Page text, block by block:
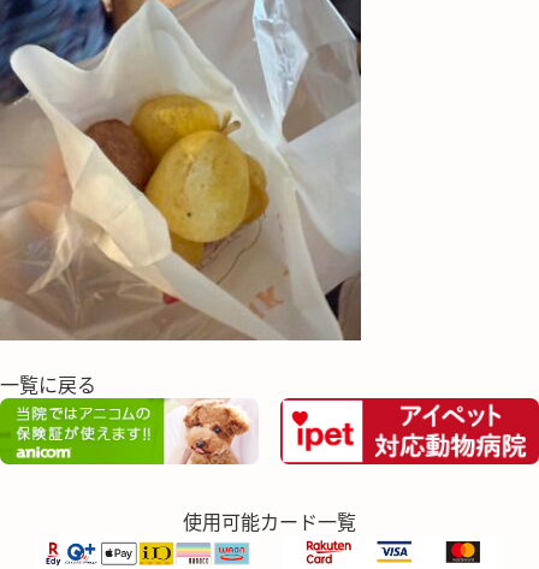
一覧に戻る
使用可能カード一覧